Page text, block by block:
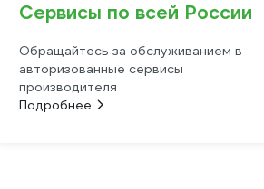
Сервисы по всей России
Обращайтесь за обслуживанием в
авторизованные сервисы
производителя
Подробнее